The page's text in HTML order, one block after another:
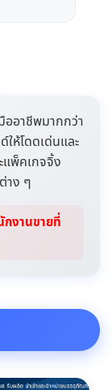
อาชีพมากกว่า
ห้โดดเด่นและ
พ็คเกจจิ้ง
าง ๆ
งานขายที่